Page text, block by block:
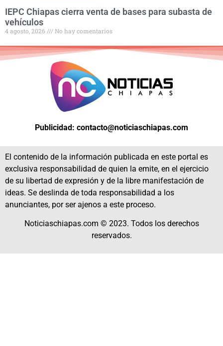
IEPC Chiapas cierra venta de bases para subasta de
vehículos
4 agosto, 2026 No hay comentarios
Publicidad: contacto@noticiaschiapas.com
El contenido de la información publicada en este portal es
exclusiva responsabilidad de quien la emite, en el ejercicio
de su libertad de expresión y de la libre manifestación de
ideas. Se deslinda de toda responsabilidad a los
anunciantes, por ser ajenos a este proceso.
Noticiaschiapas.com © 2023. Todos los derechos
reservados.